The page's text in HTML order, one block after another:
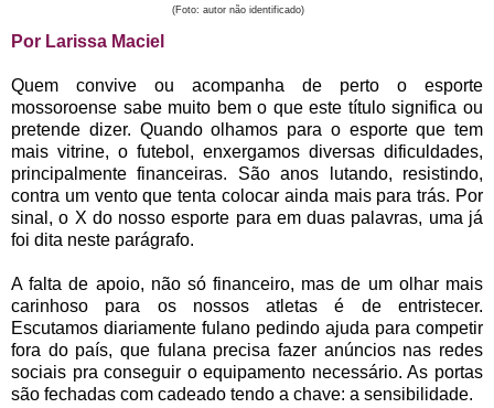
(Foto: autor não identificado)
Por Larissa Maciel
Quem convive ou acompanha de perto o esporte
mossoroense sabe muito bem o que este título significa ou
pretende dizer. Quando olhamos para o esporte que tem
mais vitrine, o futebol, enxergamos diversas dificuldades,
principalmente financeiras. São anos lutando, resistindo,
contra um vento que tenta colocar ainda mais para trás. Por
sinal, o X do nosso esporte para em duas palavras, uma já
foi dita neste parágrafo.
A falta de apoio, não só financeiro, mas de um olhar mais
carinhoso para os nossosatletas é de entristecer.
Escutamos diariamente fulano pedindo ajuda para competir
fora do país, que fulana precisa fazer anúncios nas redes
sociais pra conseguir o equipamento necessário. As portas
são fechadas com cadeado tendo a chave: a sensibilidade.